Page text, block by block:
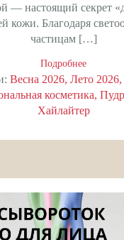
— настоящий секрет
кожи. Благодаря
частицам […]
Подробнее
Весна 2026 Лето 2026
косметика
Хайлайтер